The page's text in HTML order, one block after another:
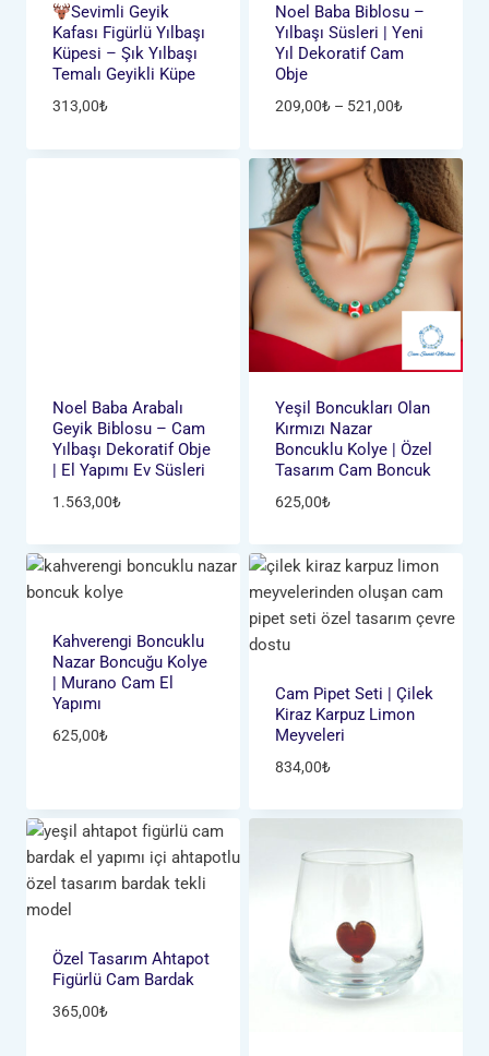
Sevimli Geyik
Kafası Figürlü Yılbaşı
Küpesi – Şık Yılbaşı
Temalı Geyikli Küpe
313,00₺
Noel Baba Biblosu –
Yılbaşı Süsleri | Yeni
Yıl Dekoratif Cam
Obje
209,00₺ – 521,00₺Fiyat
209,00₺
-
521,00₺
Noel Baba Arabalı
Geyik Biblosu – Cam
Yılbaşı Dekoratif Obje
| El Yapımı Ev Süsleri
1.563,00₺
Yeşil Boncukları Olan
Kırmızı Nazar
Boncuklu Kolye | Özel
Tasarım Cam Boncuk
625,00₺
Kahverengi Boncuklu
Nazar Boncuğu Kolye
| Murano Cam El
Yapımı
625,00₺
Cam Pipet Seti | Çilek
Kiraz Karpuz Limon
Meyveleri
834,00₺
Özel Tasarım Ahtapot
Figürlü Cam Bardak
365,00₺